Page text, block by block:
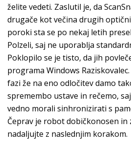
želite vedeti. Zaslutil je, da
drugače kot večina drugih
poroki sta se po nekaj letih
Polzeli, saj ne uporablja
Poklopilo se je tisto, da jih
programa Windows
fazi že na eno odločitev damo
spremembo ustave in rečemo,
vedno morali sinhronizirati s
Čeprav je robot dobičkonosen in
nadaljujte z naslednjim korakom.